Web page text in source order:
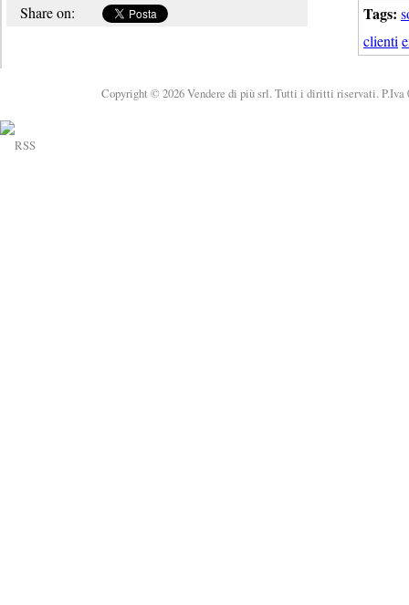
Tags:
clienti
Share on:
Copyright © 2026 Vendere di più srl. Tutti i diritti riservati. P.Iva